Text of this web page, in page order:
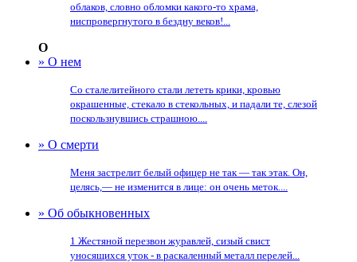
облаков, словно обломки какого-то храма,
ниспровергнутого в бездну веков!...
О
» О нем
Со сталелитейного стали лететь крики, кровью
окрашенные, стекало в стекольных, и падали те, слезой
поскользнувшись страшною....
» О смерти
Меня застрелит белый офицер не так — так этак. Он,
целясь,— не изменится в лице: он очень меток....
» Об обыкновенных
1 Жестяной перезвон журавлей, сизый свист
уносящихся уток - в раскаленный металл перелей...